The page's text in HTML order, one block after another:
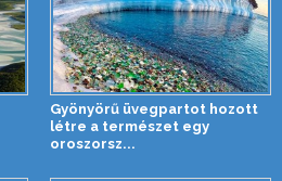
Gyönyörű üvegpartot hozott
létre a természet egy
oroszorsz...